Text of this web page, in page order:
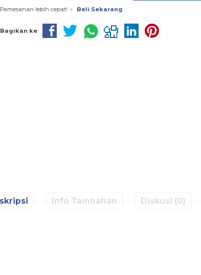
Pemesanan lebih cepat! Beli Sekarang
Bagikan ke
Info Tambahan Diskusi (0)